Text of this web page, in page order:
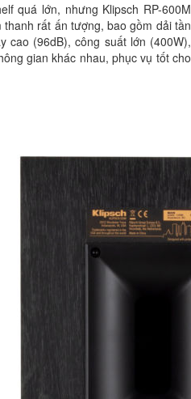
quá lớn, nhưng Klipsch RP-600M
rất ấn tượng, bao gồm dải tần
cao (96dB), công suất lớn (400W),
gian khác nhau, phục vụ tốt cho